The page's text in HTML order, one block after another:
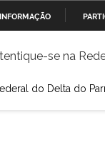
PARA
CONTEÚDO
se na
do Delta do